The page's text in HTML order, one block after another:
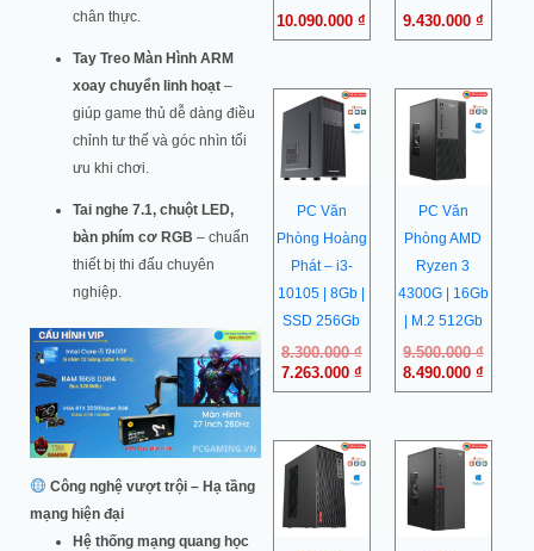
chân thực.
Tay Treo Màn Hình ARM
xoay chuyển linh hoạt –
giúp game thủ dễ dàng điều
chỉnh tư thế và góc nhìn tối
ưu khi chơi.
Tai nghe 7.1, chuột LED,
bàn phím cơ RGB – chuẩn
thiết bị thi đấu chuyên
nghiệp.
Công nghệ vượt trội – Hạ tầng
mạng hiện đại
Hệ thống mạng quang học
10.090.000₫ 9.430.000 ₫
PC Văn
Phòng Hoàng
Phát – i3-
10105 | 8Gb |
SSD 256Gb
8.300.000₫
Giá
gốc
là:
7.263.000 ₫
Giá
hiện
tại
7.263.000 ₫.
PC Văn
Phòng AMD
Ryzen 3
4300G | 16Gb
| M.2 512Gb
9.500.000₫
Giá
gốc
là:
8.490.000 ₫
Giá
hiện
tại